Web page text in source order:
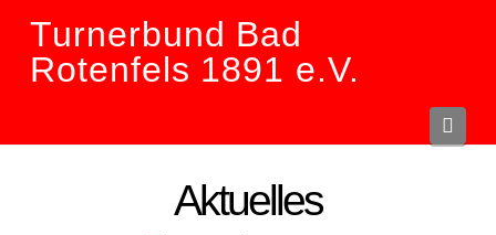
Turnerbund Bad
Rotenfels 1891 e.V.
Aktuelles